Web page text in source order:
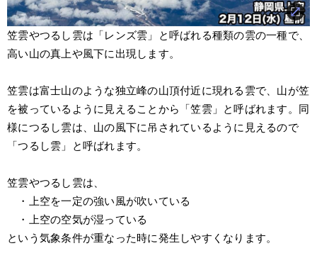
笠雲やつるし雲は「レンズ雲」と呼ばれる種類の雲の一種で、
高い山の真上や風下に出現します。
笠雲は富士山のような独立峰の山頂付近に現れる雲で、山が笠
を被っているように見えることから「笠雲」と呼ばれます。同
様につるし雲は、山の風下に吊されているように見えるので
「つるし雲」と呼ばれます。
笠雲やつるし雲は、
・上空を一定の強い風が吹いている
・上空の空気が湿っている
という気象条件が重なった時に発生しやすくなります。